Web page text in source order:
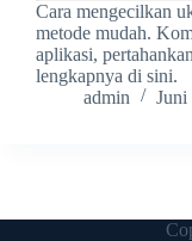
Cara mengecilkan
metode mudah.
aplikasi,
lengkapnya di sini.
admin
Juni